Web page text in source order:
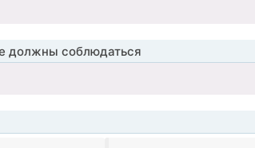
должны соблюдаться